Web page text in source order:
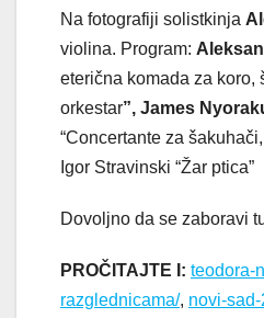
Na fotografiji solistkinja
violina. Program:
eterična komada za koro,
orkestar”, James
“Concertante za
Igor Stravinski “Žar ptica”
Dovoljno da se zaboravi
PROČITAJTE I: teodora-
razglednicama/, novi-